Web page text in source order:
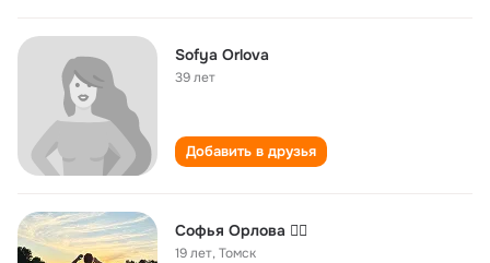
Sofya Orlova
39 лет
Добавить в друзья
Софья Орлова ❤️‍🔥
19 лет,Томск